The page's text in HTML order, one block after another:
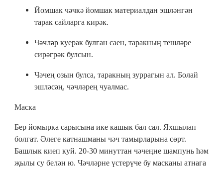
Йомшак чәчкә йомшак материалдан эшләнгән
тарак сайларга кирәк.
Чәчләр куерак булган саен, таракның тешләре
сирәгрәк булсын.
Чәчең озын булса, таракның зуррагын ал. Болай
эшләсәң, чәчләрең чуалмас.
Маска
Бер йомырка сарысына ике кашык бал сал. Яхшылап
болгат. Әлеге катнашманы чәч тамырларына сөрт.
Башлык киеп куй. 20-30 минуттан чәчеңне шампунь һәм
җылы су белән ю. Чәчләрне үстерүче бу масканы атнага